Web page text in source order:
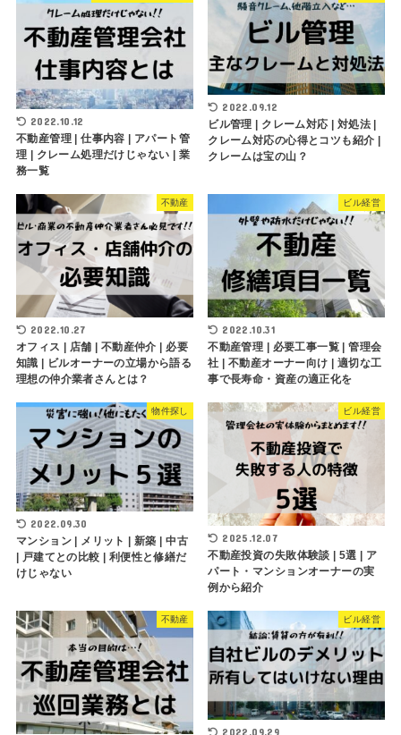
2022.10.12
不動産管理 | 仕事内容 | アパート管
理 | クレーム処理だけじゃない | 業
務一覧
2022.09.12
ビル管理 | クレーム対応 | 対処法 |
クレーム対応の心得とコツも紹介 |
クレームは宝の山？
不動産
2022.10.27
オフィス | 店舗 | 不動産仲介 | 必要
知識 | ビルオーナーの立場から語る
理想の仲介業者さんとは？
ビル経営
2022.10.31
不動産管理 | 必要工事一覧 | 管理会
社 | 不動産オーナー向け | 適切な工
事で長寿命・資産の適正化を
物件探し
2022.09.30
マンション | メリット | 新築 | 中古
| 戸建てとの比較 | 利便性と修繕だ
けじゃない
ビル経営
2025.12.07
不動産投資の失敗体験談 | 5選 | ア
パート・マンションオーナーの実
例から紹介
不動産 ビル経営
2022.09.29